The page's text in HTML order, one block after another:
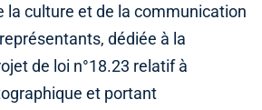
la culture et de la communication
dédiée à la
de loi n°18.23 relatif à
et portant